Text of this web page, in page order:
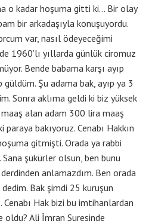
o kadar hoşuma gitti ki… Bir olay
bir arkadaşıyla konuşuyordu.
var, nasıl ödeyeceğimi
1960’lı yıllarda günlük ciromuz
Bende babama karşı ayıp
güldüm. Şu adama bak, ayıp ya 3
Sonra aklıma geldi ki biz yüksek
alan adam 300 lira maaş
bakıyoruz. Cenabı Hakkın
gitmişti. Orada ya rabbi
şükürler olsun, ben bunu
anlamazdım. Ben orada
Bak şimdi 25 kuruşun
Cenabı Hak bizi bu imtihanlardan
oldu? Ali İmran Suresinde